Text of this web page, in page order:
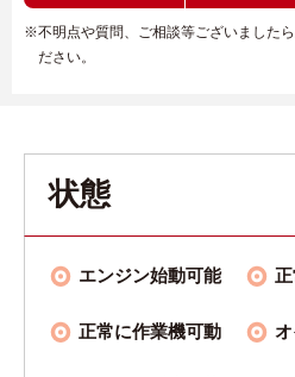
※不明点や質問、ご相談等ございました
ださい。
状態
エンジン始動可能
正常に作業機可動